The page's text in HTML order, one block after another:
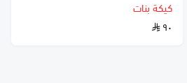
كيكة بنات
٩٠